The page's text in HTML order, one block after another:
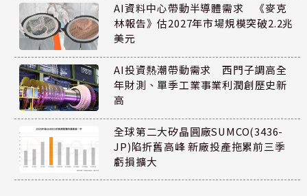
AI資料中心帶動半導體需求 《麥克
林報告》估2027年市場規模突破2.2兆
美元
AI投資熱潮帶動需求 西門子調高全
年財測、單季工業事業利潤創歷史新
高
全球第二大矽晶圓廠SUMCO(3436-
JP)陷折舊高峰 新廠投產拖累前三季
虧損擴大